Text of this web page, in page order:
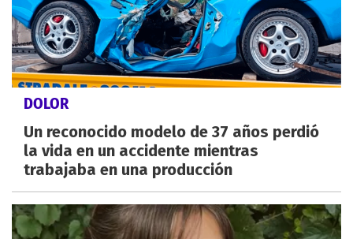
DOLOR
Un reconocido modelo de 37 años perdió
la vida en un accidente mientras
trabajaba en una producción